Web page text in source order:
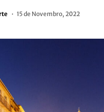
15 de Novembro, 2022